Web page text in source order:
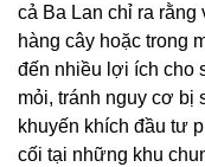
cả Ba Lan chỉ ra
hàng cây hoặc trong
đến nhiều lợi ích cho
mỏi, tránh nguy cơ bị
khuyến khích đầu tư
cối tại những khu